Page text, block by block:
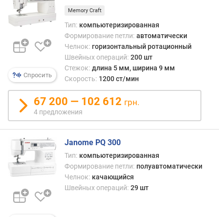
р
о
ь
ш
т
ь
(
м
и
н
)
р
Спросить
Memory Craft
Тип: компьютеризированная
Формирование петли: автоматически
Челнок: горизонтальный ротационный
Швейных операций: 200 шт
Стежок: длина 5 мм, ширина 9 мм
Скорость: 1200 ст/мин
67 200 — 102 612 грн.
4 предложения
Janome PQ 300
Тип: компьютеризированная
Формирование петли: полуавтоматически
Челнок: качающийся
Швейных операций: 29 шт